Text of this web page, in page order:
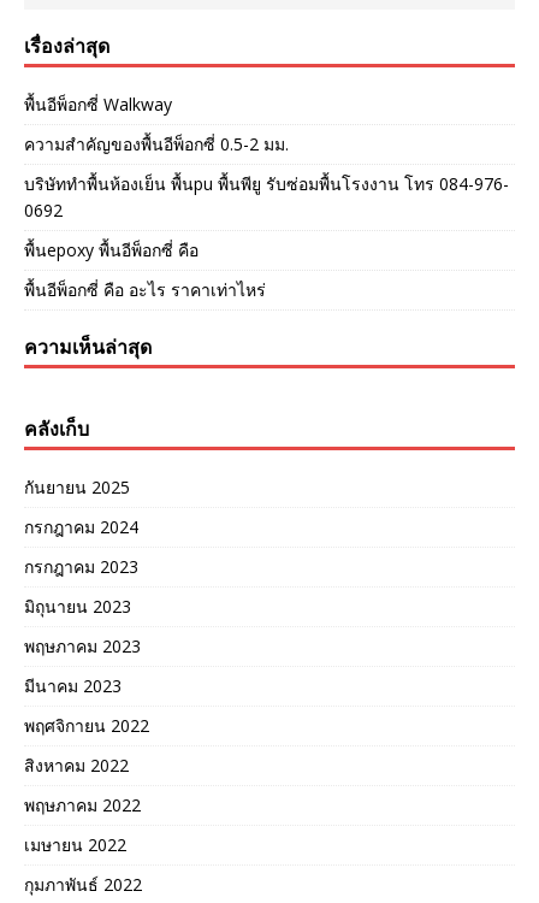
เรื่องล่าสุด
พื้นอีพ็อกซี่ Walkway
ความสำคัญของพื้นอีพ็อกซี่ 0.5-2 มม.
บริษัททำพื้นห้องเย็น พื้นpu พื้นพียู รับซ่อมพื้นโรงงาน โทร 084-976-
0692
พื้นepoxy พื้นอีพ็อกซี่ คือ
พื้นอีพ็อกซี่ คือ อะไร ราคาเท่าไหร่
ความเห็นล่าสุด
คลังเก็บ
กันยายน 2025
กรกฎาคม 2024
กรกฎาคม 2023
มิถุนายน 2023
พฤษภาคม 2023
มีนาคม 2023
พฤศจิกายน 2022
สิงหาคม 2022
พฤษภาคม 2022
เมษายน 2022
กุมภาพันธ์ 2022